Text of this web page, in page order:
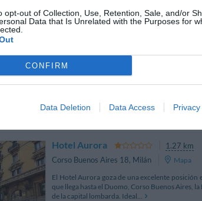
opt-out of Collection, Use, Retention, Sale, and/or
Data that Is Unrelated with the Purposes for
CONFIRM
Data Deletion Data Access
El Residence Lepontina ofrece cómodos
estudios silenciosos y equipados, garantiza
Residence está bien comunicado, se encuentra
Hotel Aurora
1.27 km
Corso Buenos Aires 18, Milán
Mapa
El Hotel Aurora goza de una excelente
que llega hasta el Duomo, Corso Buenos Aires,
de la capital lombarda. Ideal...